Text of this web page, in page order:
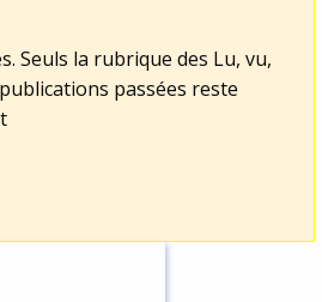
Seuls la rubrique des Lu, vu,
passées reste